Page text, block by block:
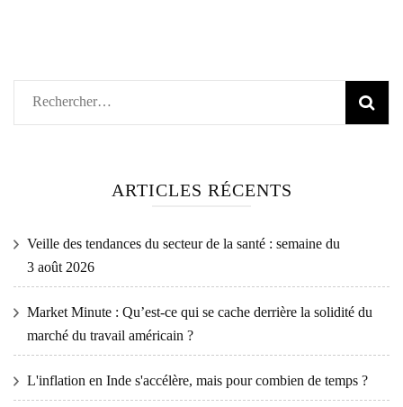
Rechercher :
ARTICLES RÉCENTS
Veille des tendances du secteur de la santé : semaine du
3 août 2026
Market Minute : Qu’est-ce qui se cache derrière la solidité du
marché du travail américain ?
L'inflation en Inde s'accélère, mais pour combien de temps ?